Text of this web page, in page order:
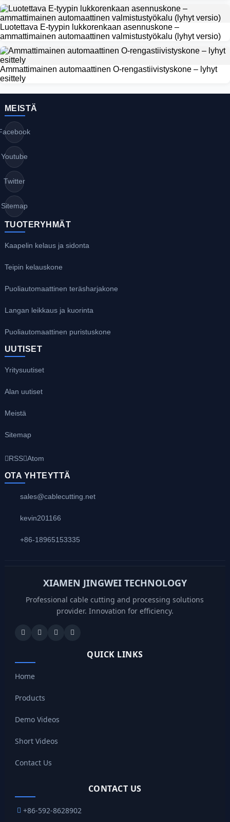
Luotettava E-tyypin lukkorenkaan asennuskone –
ammattimainen automaattinen valmistustyökalu (lyhyt versio)
Ammattimainen automaattinen O-rengastiivistyskone – lyhyt
esittely
MEISTÄ
Youtube
Twitter
Sitemap
TUOTERYHMÄT
Kaapelin kelaus ja sidonta
Teipin kelauskone
Puoliautomaattinen teräsharjakone
Langan leikkaus ja kuorinta
Puoliautomaattinen puristuskone
UUTISET
Yritysuutiset
Alan uutiset
Meistä
Sitemap
RSS Atom
OTA YHTEYTTÄ
sales@cablecutting.net
kevin201166
+86-18965153335
XIAMEN JINGWEI TECHNOLOGY
Professional cable cutting and processing solutions
provider. Innovation for efficiency.
QUICK LINKS
Home
Products
Demo Videos
Short Videos
Contact Us
CONTACT US
+86-592-8628902